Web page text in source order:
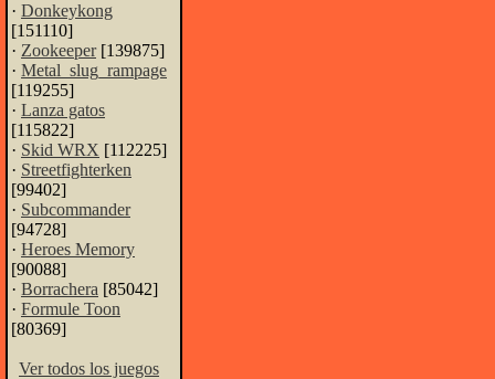
· Donkeykong
[151110]
· Zookeeper[139875]
· Metal_slug_rampage
[119255]
· Lanza gatos
[115822]
· Skid WRX [112225]
· Streetfighterken
[99402]
· Subcommander
[94728]
· Heroes Memory
[90088]
· Borrachera [85042]
· Formule Toon
[80369]
Ver todos los juegos